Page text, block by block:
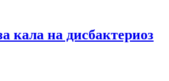
кала на дисбактериоз